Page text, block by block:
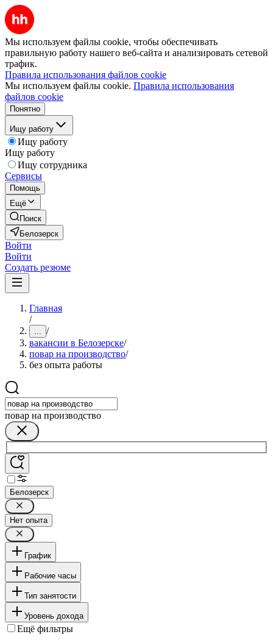
Мы используем файлы cookie, чтобы обеспечивать
правильную работу нашего веб-сайта и анализировать сетевой
трафик.
Правила использования файлов cookie
Мы используем файлы cookie. Правила использования
файлов cookie
Понятно
Ищу работу
Ищу работу
Ищу работу
Ищу сотрудника
Сервисы
Помощь
Ещё
Поиск
Белозерск
Войти
Войти
Создать резюме
Главная
/
... /
вакансии в Белозерске/
повар на производство/
без опыта работы
повар на производство
Белозерск
Нет опыта
График
Рабочие часы
Тип занятости
Уровень дохода
Ещё фильтры